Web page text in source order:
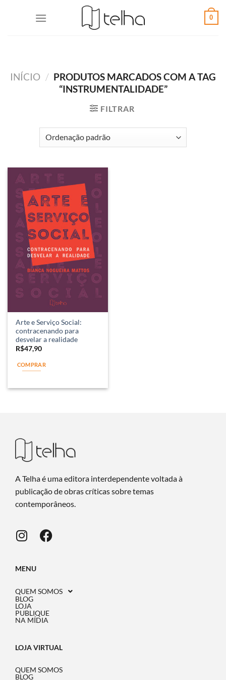
0
INÍCIO / PRODUTOS MARCADOS COM A TAG
“INSTRUMENTALIDADE”
FILTRAR
Arte e Serviço Social:
contracenando para
desvelar a realidade
R$47,90
COMPRAR
A Telha é uma editora interdependente voltada à
publicação de obras críticas sobre temas
contemporâneos.
MENU
QUEM SOMOS
BLOG
LOJA
PUBLIQUE
NA MÍDIA
LOJA VIRTUAL
QUEM SOMOS
BLOG